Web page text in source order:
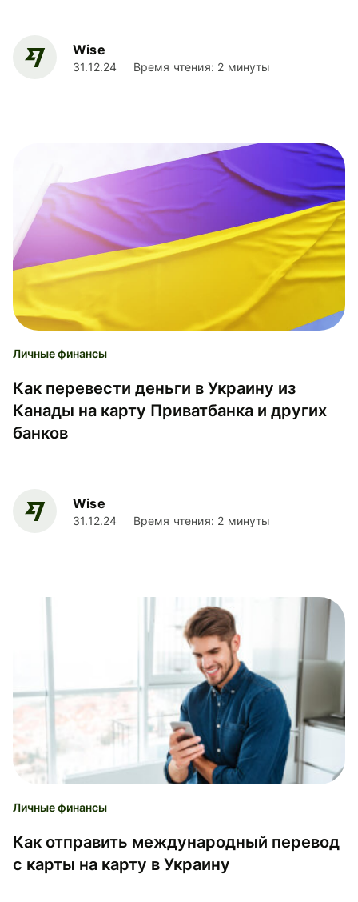
Wise
31.12.24 Время чтения: 2 минуты
Личные финансы
Как перевести деньги в Украину из
Канады на карту Приватбанка и других
банков
Wise
31.12.24 Время чтения: 2 минуты
Личные финансы
Как отправить международный перевод
с карты на карту в Украину